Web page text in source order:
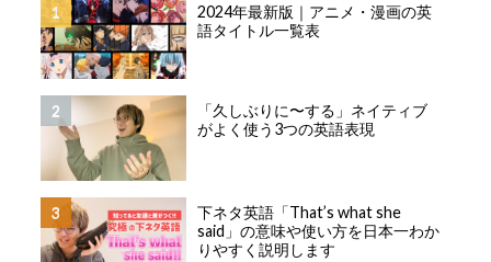
2024年最新版｜アニメ・漫画の英
語タイトル一覧表
「久しぶりに〜する」ネイティブ
がよく使う3つの英語表現
下ネタ英語「That’s what she
said」の意味や使い方を日本一わか
りやすく説明します